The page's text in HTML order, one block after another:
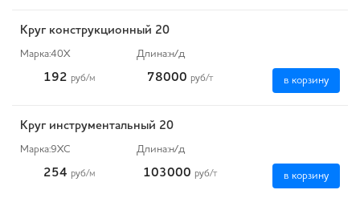
Круг конструкционный 20
Марка:40Х Длина:н/д
192 руб/м 78000 руб/т в корзину
Круг инструментальный 20
Марка:9ХС Длина:н/д
254 руб/м 103000 руб/т в корзину